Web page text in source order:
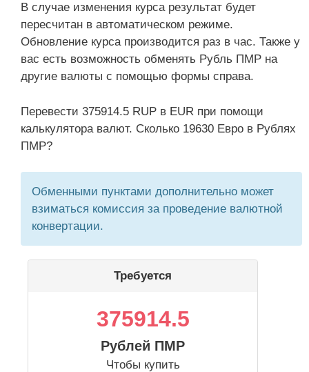
В случае изменения курса результат будет
пересчитан в автоматическом режиме.
Обновление курса производится раз в час. Также у
вас есть возможность обменять Рубль ПМР на
другие валюты с помощью формы справа.
Перевести 375914.5 RUP в EUR при помощи
калькулятора валют. Сколько 19630 Евро в Рублях
ПМР?
Обменными пунктами дополнительно может
взиматься комиссия за проведение валютной
конвертации.
Требуется
375914.5
Рублей ПМР
Чтобы купить